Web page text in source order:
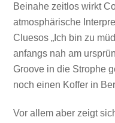
Beinahe zeitlos wirkt
atmosphärische
Cluesos „Ich bin zu
anfangs nah am
Groove in die Strophe
noch einen Koffer in
Vor allem aber zeigt